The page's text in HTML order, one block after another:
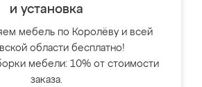
и установка
мебель по Королёву и всей
области бесплатно!
мебели: 10% от стоимости
заказа.